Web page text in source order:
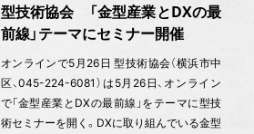
型技術協会 「金型産業とDXの最
前線」テーマにセミナー開催
オンラインで5月26日 型技術協会（横浜市中
区、045-224-6081）は5月26日、オンライン
で「金型産業とDXの最前線」をテーマに型技
術セミナーを開く。DXに取り組んでいる金型